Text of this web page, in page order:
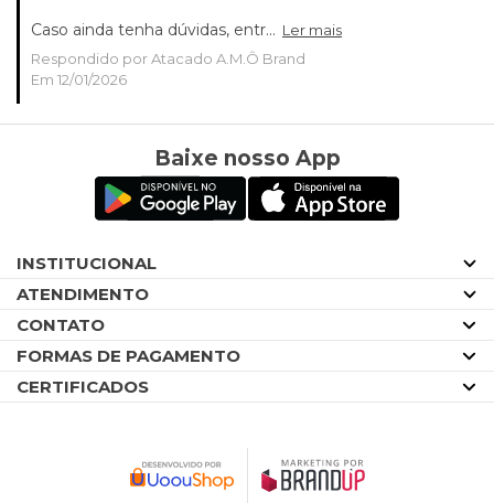
Caso ainda tenha dúvidas, entr... Ler mais
Respondido por Atacado A.M.Ô Brand
Em 12/01/2026
Baixe nosso App
INSTITUCIONAL
ATENDIMENTO
CONTATO
FORMAS DE PAGAMENTO
CERTIFICADOS